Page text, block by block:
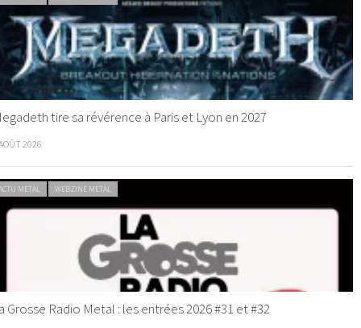
tire sa révérence à Paris et Lyon en 2027
2026
METAL WEBZINE METAL
Grosse Radio Metal : les entrées 2026 #31 et #32